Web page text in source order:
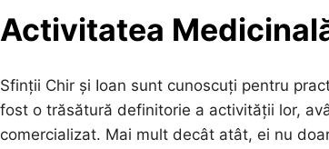
Activitatea
Sfinții Chir și Ioan sunt cunoscuți pentru
fost o trăsătură definitorie a activității lor,
comercializat. Mai mult decât atât, ei nu